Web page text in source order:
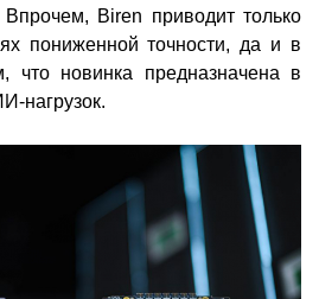
Biren приводит только
пониженной точности, да и в
что новинка предназначена в
нагрузок.